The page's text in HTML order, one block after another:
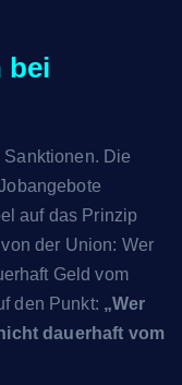
bei
Sanktionen. Die
auf das Prinzip
der Union: Wer
Geld vom
den Punkt: „Wer
dauerhaft vom